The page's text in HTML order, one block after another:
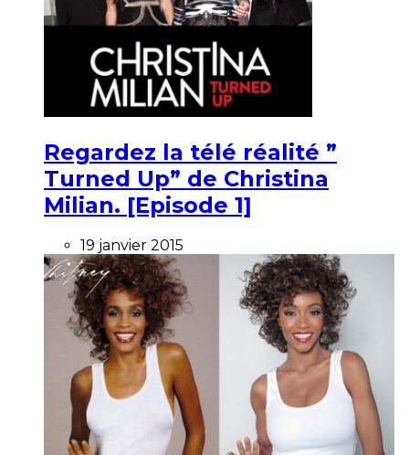
Regardez la télé réalité ”
Turned Up” de Christina
Milian. [Episode 1]
19 janvier 2015